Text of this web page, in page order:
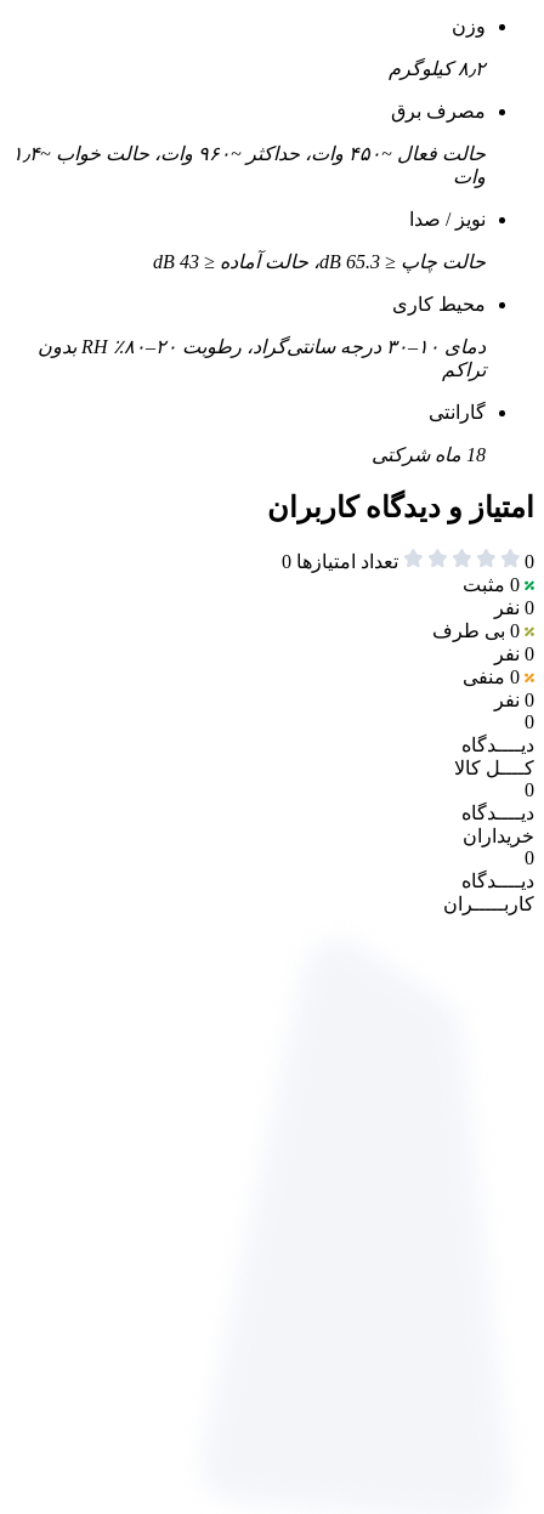
وزن
۸٫۲ کیلوگرم
مصرف برق
حالت فعال ~۴۵۰ وات، حداکثر ~۹۶۰ وات، حالت خواب ~۱٫۴
وات
نویز / صدا
حالت چاپ ≤ 65.3 dB، حالت آماده ≤ 43 dB
محیط کاری
دمای ۱۰–۳۰ درجه سانتی‌گراد، رطوبت ۲۰–۸۰٪ RH بدون
تراکم
گارانتی
18 ماه شرکتی
امتیاز و دیدگاه کاربران
0 تعداد امتیازها 0
0 مثبت
0 نفر
0 بی طرف
0 نفر
0 منفی
0 نفر
0
دیــــدگاه
کــــل کالا
0
دیــــدگاه
خریداران
0
دیــــدگاه
کاربـــــران